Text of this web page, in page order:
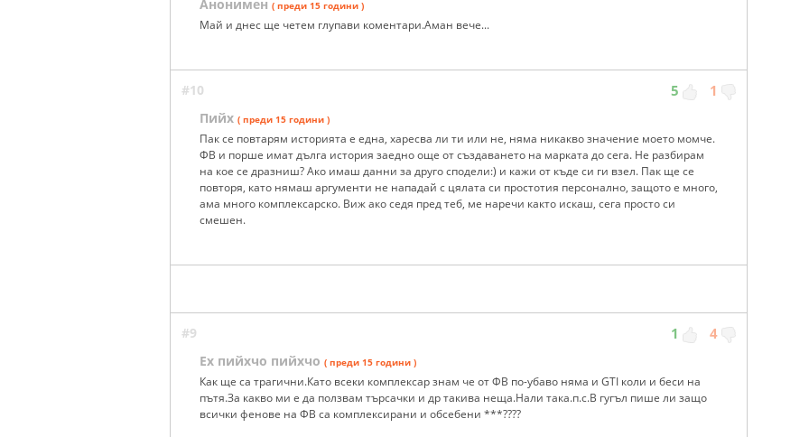
Анонимен ( преди 15 години )
Май и днес ще четем глупави коментари.Аман вече...
#10 5 1
Пийх ( преди 15 години )
Пак се повтарям историята е една, харесва ли ти или не, няма никакво значение моето момче.
ФВ и порше имат дълга история заедно още от създаването на марката до сега. Не разбирам
на кое се дразниш? Ако имаш данни за друго сподели:) и кажи от къде си ги взел. Пак ще се
повторя, като нямаш аргументи не нападай с цялата си простотия персонално, защото е много,
ама много комплексарско. Виж ако седя пред теб, ме наречи както искаш, сега просто си
смешен.
#9 1 4
Ех пийхчо пийхчо ( преди 15 години )
Как ще са трагични.Като всеки комплексар знам че от ФВ по-убаво няма и GTI коли и беси на
пътя.За какво ми е да ползвам търсачки и др такива неща.Нали така.п.с.В гугъл пише ли защо
всички фенове на ФВ са комплексирани и обсебени ***????